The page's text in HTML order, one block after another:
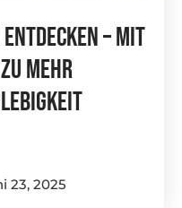
– Mit
Mehr
23, 2025